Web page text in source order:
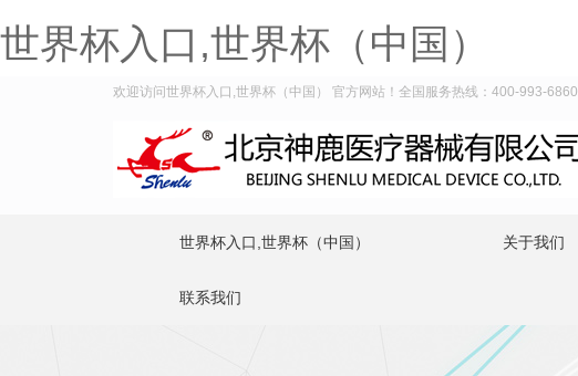
世界杯入口,世界杯（中国）
欢迎访问世界杯入口,世界杯（中国） 官方网站！全国服务热线：400-993-6860
世界杯入口,世界杯（中国） 关于我们
联系我们